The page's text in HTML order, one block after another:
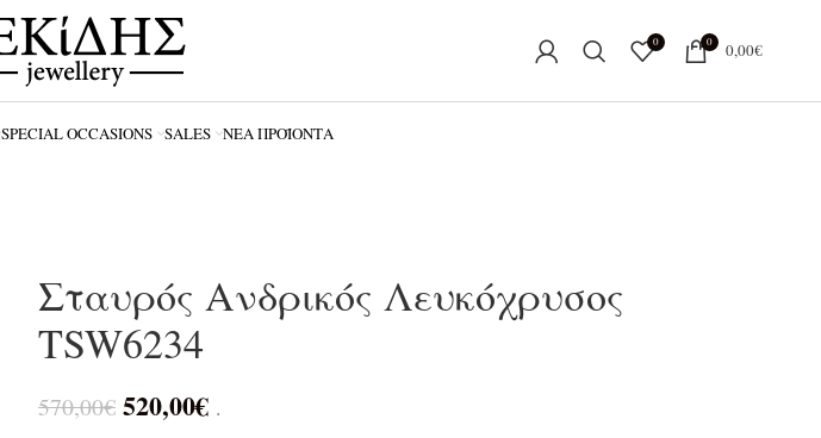
0 0 0,00€
SPECIAL OCCASIONS SALES ΝΈΑ ΠΡΟΪΌΝΤΑ
Σταυρός Ανδρικός Λευκόχρυσος
TSW6234
570,00€ 520,00€ .